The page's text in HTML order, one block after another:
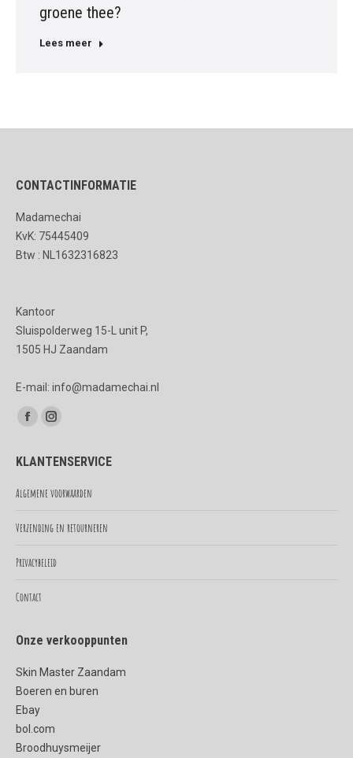
groene thee?
Lees meer
CONTACTINFORMATIE
Madamechai
KvK: 75445409
Btw : NL1632316823
Kantoor
Sluispolderweg 15-L unit P,
1505 HJ Zaandam
E-mail: info@madamechai.nl
Vind ons op:
Facebook
opens
in
window
Instagram
opens
in
window
KLANTENSERVICE
Algemene voorwaarden
Verzending en retourneren
Privacybeleid
Contact
Onze verkooppunten
Skin Master Zaandam
Boeren en buren
Ebay
bol.com
Broodhuysmeijer